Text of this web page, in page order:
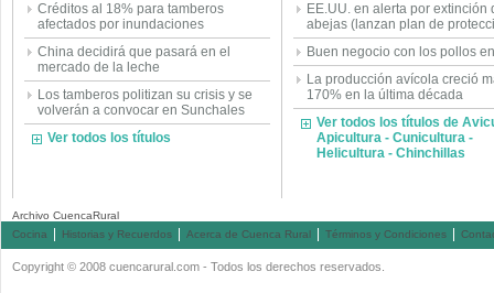
Créditos al 18% para tamberos
afectados por inundaciones
China decidirá que pasará en el
mercado de la leche
Los tamberos politizan su crisis y se
volverán a convocar en Sunchales
Ver todos los títulos
EE.UU. en alerta por extinción
abejas (lanzan plan de
Buen negocio con los pollos
La producción avícola creció
170% en la última década
Ver todos los títulos de
Apicultura - Cunicultura -
Helicultura - Chinchillas
Archivo CuencaRural
Cocina
Historias y Recuerdos Acerca de Cuenca Rural Términos y Condiciones
Copyright © 2008 cuencarural.com - Todos los derechos reservados.